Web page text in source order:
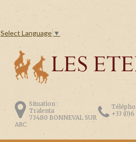
Select Language ▼
Situation :
Tralenta
73480 BONNEVAL SUR
ARC
+33
FORM